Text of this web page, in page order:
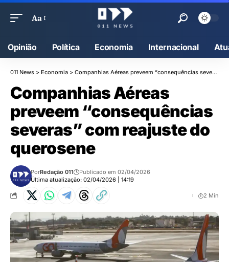
Aa
Opinião Política Economia Internacional
011 News > Economia > Companhias Aéreas preveem “consequências severas” com reajuste do querosene
Companhias Aéreas
preveem “consequências
severas” com reajuste do
querosene
Última atualização: 02/04/2026 | 14:19
PorRedação 011 Publicado em 02/04/2026
2 Min